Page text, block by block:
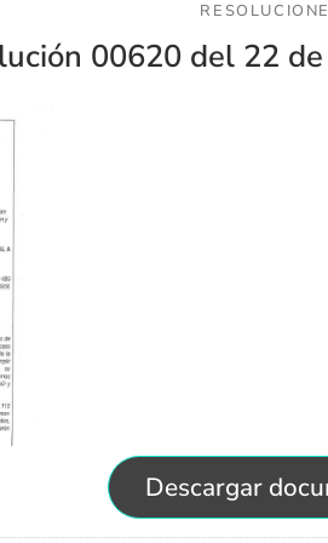
00620 del 22
Descargar